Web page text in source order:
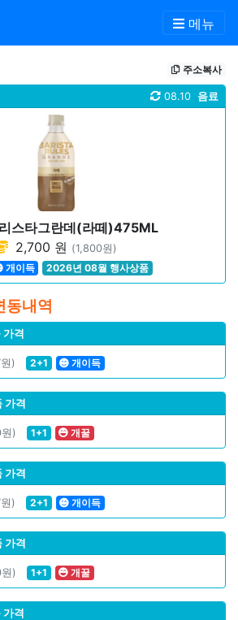
메뉴
주소복사
음료
08.10
스타그란데(라떼)475ML
2,700 원 (1,800원)
개이득 2026년 08월 행사상품
동내역
가격
) 2+1 개이득
가격
) 1+1 개꿀
가격
) 2+1 개이득
가격
) 1+1 개꿀
가격